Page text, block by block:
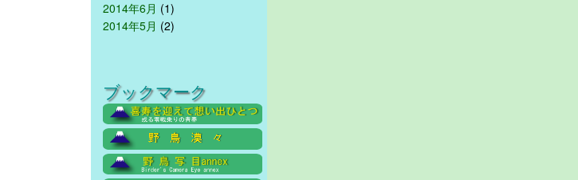
2014年6月 (1)
2014年5月 (2)
ブックマーク